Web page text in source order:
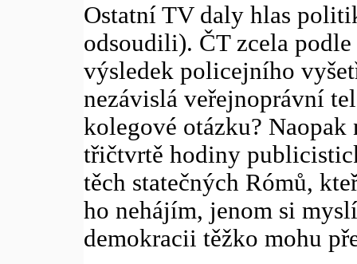
Ostatní TV daly hlas
odsoudili). ČT zcela
výsledek policejního
nezávislá veřejnoprávní
kolegové otázku? Naopak
třičtvrtě hodiny
těch statečných Rómů,
ho nehájím, jenom si
demokracii těžko mohu